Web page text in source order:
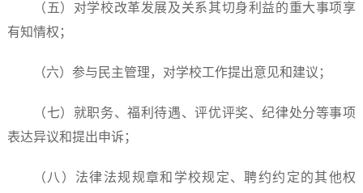
（五）对学校改革发展及关系其切身利益的重大事项享
有知情权；
（六）参与民主管理，对学校工作提出意见和建议；
（七）就职务、福利待遇、评优评奖、纪律处分等事项
表达异议和提出申诉；
（八）法律法规规章和学校规定、聘约约定的其他权